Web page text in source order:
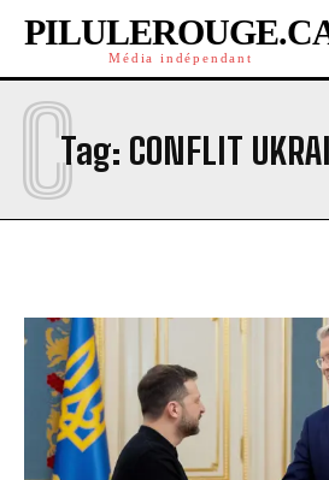
Média indépendant
Tag: CONFLIT
C